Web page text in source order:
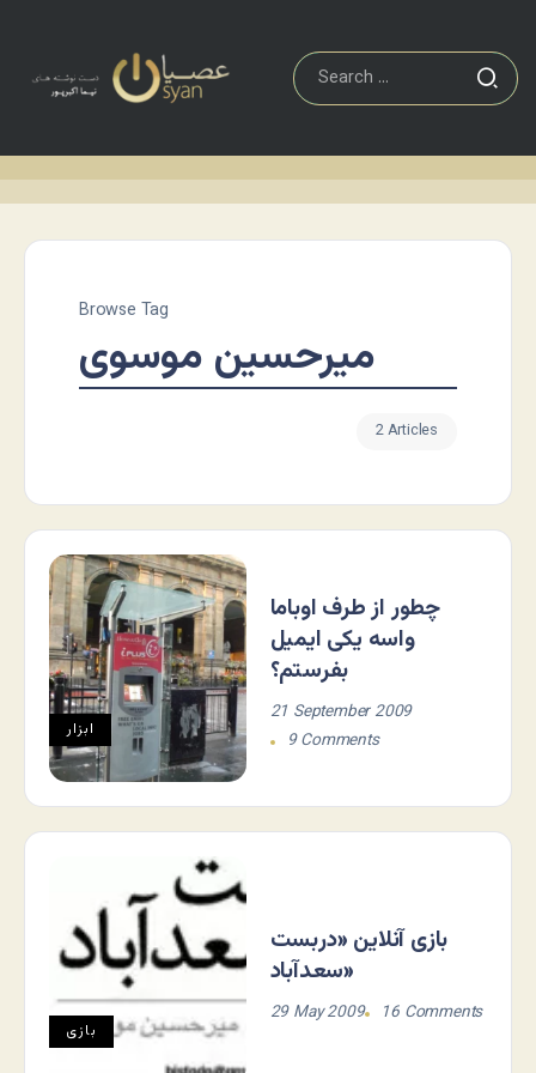
Browse Tag
میرحسین موسوی
2 Articles
ابزار
چطور از طرف اوباما
واسه یکی ایمیل
بفرستم؟
21 September 2009
9 Comments
بازی
بازی آنلاین «دربست
سعدآباد»
29 May 2009 16 Comments